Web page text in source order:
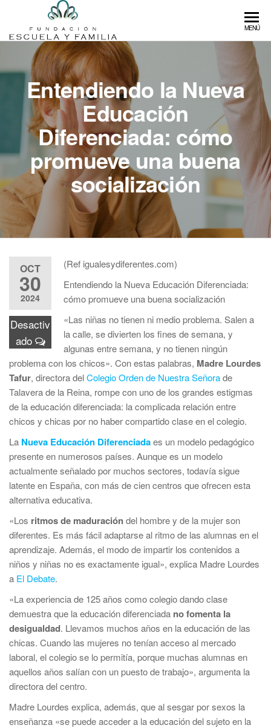
contenido
Escuela y
Familia
que
fomenta
la
educación
libre de
calidad
MENÚ
Entendiendo la Nueva
Educación
Diferenciada: cómo
promueve una buena
socialización
OCT
30
2024
Desactiv
ado
(Ref igualesydiferentes.com)
Entendiendo la Nueva Educación Diferenciada:
cómo promueve una buena socialización
«Las niñas no tienen ni medio problema. Salen a
la calle, se divierten los fines de semana, y
algunas entre semana, y no tienen ningún
problema con los chicos». Con estas palabras, Madre Lourdes
Tafur, directora delColegio Orden de Nuestra Señorade
Talavera de la Reina, rompe con uno de los grandes estigmas
de la educación diferenciada: la complicada relación entre
chicos y chicas por no haber compartido clase en el colegio.
La Nueva Educación Diferenciadaes un modelo pedagógico
presente en numerosos países. Aunque es un modelo
actualmente señalado por muchos sectores, todavía sigue
latente en España, con más de cien centros que ofrecen esta
alternativa educativa.
«Los ritmos de maduracióndel hombre y de la mujer son
diferentes. Es más fácil adaptarse al ritmo de las alumnas en el
aprendizaje. Además, el modo de impartir los contenidos a
niños y niñas no es exactamente igual», explica Madre Lourdes
a El Debate.
«La experiencia de 125 años como colegio dando clase
demuestra que la educación diferenciada no fomenta la
desigualdad. Llevamos muchos años en la educación de las
chicas. Cuando las mujeres no tenían acceso al mercado
laboral, el colegio se lo permitía, porque muchas alumnas en
aquellos años salían con un puesto de trabajo», argumenta la
directora del centro.
Madre Lourdes explica, además, que al sesgar por sexos la
enseñanza «se puede acceder a la educación del sujeto en la